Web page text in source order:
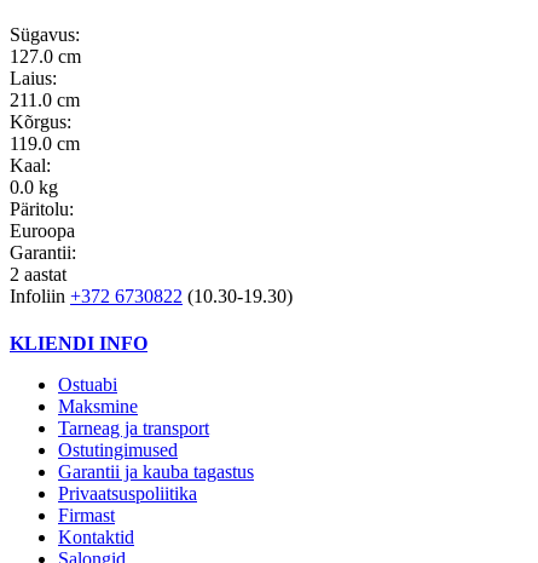
Sügavus:
127.0 cm
Laius:
211.0 cm
Kõrgus:
119.0 cm
Kaal:
0.0 kg
Päritolu:
Euroopa
Garantii:
2 aastat
Infoliin +372 6730822 (10.30-19.30)
KLIENDI INFO
Ostuabi
Maksmine
Tarneag ja transport
Ostutingimused
Garantii ja kauba tagastus
Privaatsuspoliitika
Firmast
Kontaktid
Salongid